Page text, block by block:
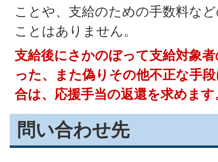
ことや、支給のための手数料な
ことはありません。
支給後にさかのぼって支給対象
った、また偽りその他不正な手
合は、応援手当の返還を求めます
問い合わせ先